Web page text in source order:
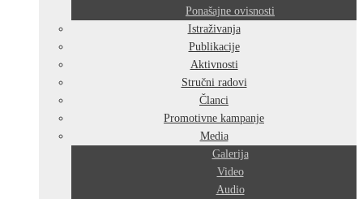
Ponašajne ovisnosti
Istraživanja
Publikacije
Aktivnosti
Stručni radovi
Članci
Promotivne kampanje
Media
Galerija
Video
Audio